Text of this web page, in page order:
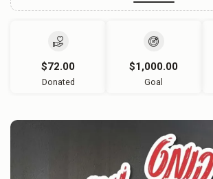
$72.00
Donated
$1,000.00
Goal